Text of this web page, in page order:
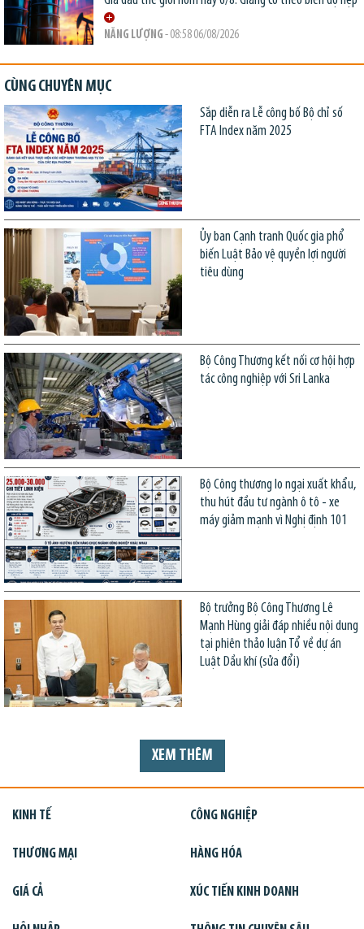
NĂNG LƯỢNG - 08:58 06/08/2026
CÙNG CHUYÊN MỤC
Sắp diễn ra Lễ công bố Bộ chỉ số
FTA Index năm 2025
Ủy ban Cạnh tranh Quốc gia phổ
biến Luật Bảo vệ quyền lợi người
tiêu dùng
Bộ Công Thương kết nối cơ hội hợp
tác công nghiệp với Sri Lanka
Bộ Công thương lo ngại xuất khẩu,
thu hút đầu tư ngành ô tô - xe
máy giảm mạnh vì Nghị định 101
Bộ trưởng Bộ Công Thương Lê
Mạnh Hùng giải đáp nhiều nội dung
tại phiên thảo luận Tổ về dự án
Luật Dầu khí (sửa đổi)
XEM THÊM
KINH TẾ CÔNG NGHIỆP
THƯƠNG MẠI HÀNG HÓA
GIÁ CẢ XÚC TIẾN KINH DOANH